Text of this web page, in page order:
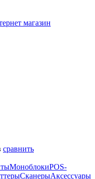
магазин
сравнить
МоноблокиPOS-
СканерыАксессуары